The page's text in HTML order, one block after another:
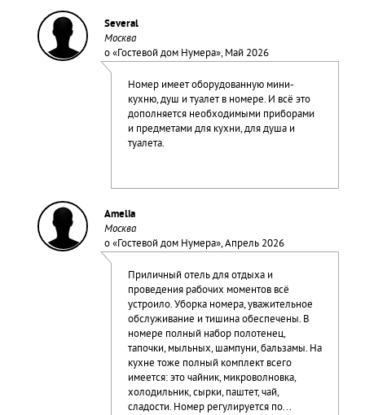
Several
Москва
о «Гостевой дом Нумера», Май 2026
Номер имеет оборудованную мини-
кухню, душ и туалет в номере. И всё это
дополняется необходимыми приборами
и предметами для кухни, для душа и
туалета.
Amelia
Москва
о «Гостевой дом Нумера», Апрель 2026
Приличный отель для отдыха и
проведения рабочих моментов всё
устроило. Уборка номера, уважительное
обслуживание и тишина обеспечены. В
номере полный набор полотенец,
тапочки, мыльных, шампуни, бальзамы. На
кухне тоже полный комплект всего
имеется: это чайник, микроволновка,
холодильник, сырки, паштет, чай,
сладости. Номер регулируется по...